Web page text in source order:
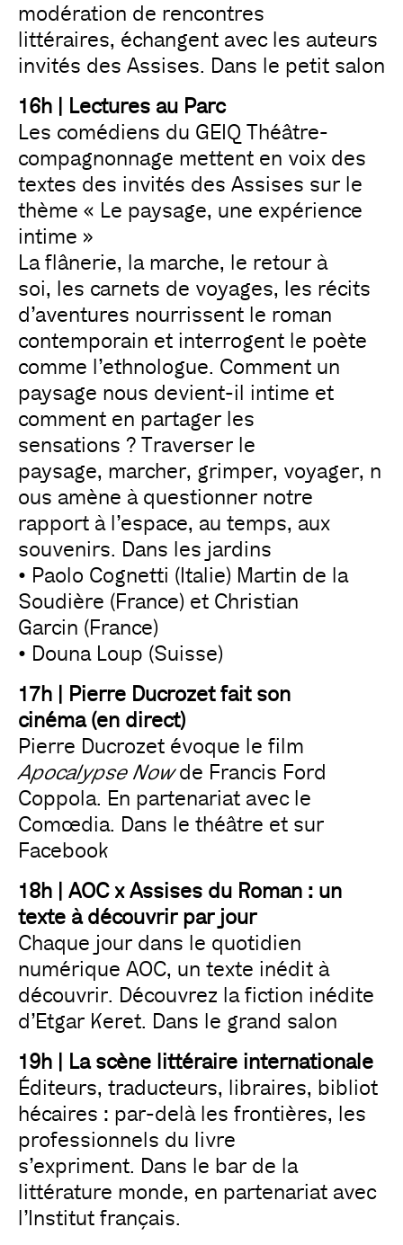
modération de rencontres
littéraires, échangent avec les auteurs
invités des Assises. Dans le petit salon
16h | Lectures au Parc
Les comédiens du GEIQ Théâtre-
compagnonnage mettent en voix des
textes des invités des Assises sur le
thème « Le paysage, une expérience
intime »
La flânerie, la marche, le retour à
soi, les carnets de voyages, les récits
d’aventures nourrissent le roman
contemporain et interrogent le poète
comme l’ethnologue. Comment un
paysage nous devient-il intime et
comment en partager les
sensations ? Traverser le
paysage, marcher, grimper, voyager, n
ous amène à questionner notre
rapport à l’espace, au temps, aux
souvenirs. Dans les jardins
• Paolo Cognetti (Italie) Martin de la
Soudière (France) et Christian
Garcin (France)
• Douna Loup (Suisse)
17h | Pierre Ducrozet fait son
cinéma (en direct)
Pierre Ducrozet évoque le film
Apocalypse Nowde Francis Ford
Coppola. En partenariat avec le
Comœdia. Dans le théâtre et sur
Facebook
18h | AOC x Assises du Roman : un
texte à découvrir par jour
Chaque jour dans le quotidien
numérique AOC, un texte inédit à
découvrir. Découvrez la fiction inédite
d’Etgar Keret. Dans le grand salon
19h | La scène littéraire internationale
Éditeurs, traducteurs, libraires, bibliot
hécaires : par-delà les frontières, les
professionnels du livre
s’expriment. Dans le bar de la
littérature monde, en partenariat avec
l’Institut français.